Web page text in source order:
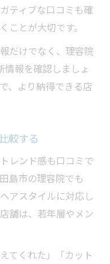
成功させるコツ
かす最終チェッ
践的な流れ
ティブな口コミも確
ことが大切です。
だけでなく、理容院
情報を確認しましょ
、より納得できる店
較する
レンド感も口コミで
島市の理容院でも
アスタイルに対応し
舗は、若年層やメン
てくれた」「カット